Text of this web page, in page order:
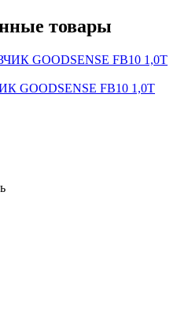
товары
FB10 1,0Т